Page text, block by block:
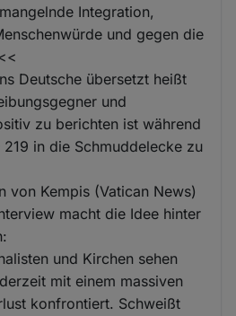
Integration,
und gegen die
Deutsche übersetzt heißt
und
zu berichten ist während
219 in die Schmuddelecke zu
von Kempis (Vatican News)
macht die Idee hinter
und Kirchen sehen
mit einem massiven
konfrontiert. Schweißt